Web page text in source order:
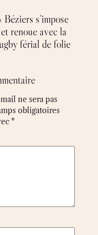
s’impose
renoue avec la
férial de folie
ne sera pas
obligatoires
*